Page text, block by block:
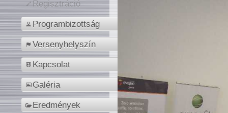
Regisztráció
Programbizottság
Versenyhelyszín
Kapcsolat
Galéria
Eredmények